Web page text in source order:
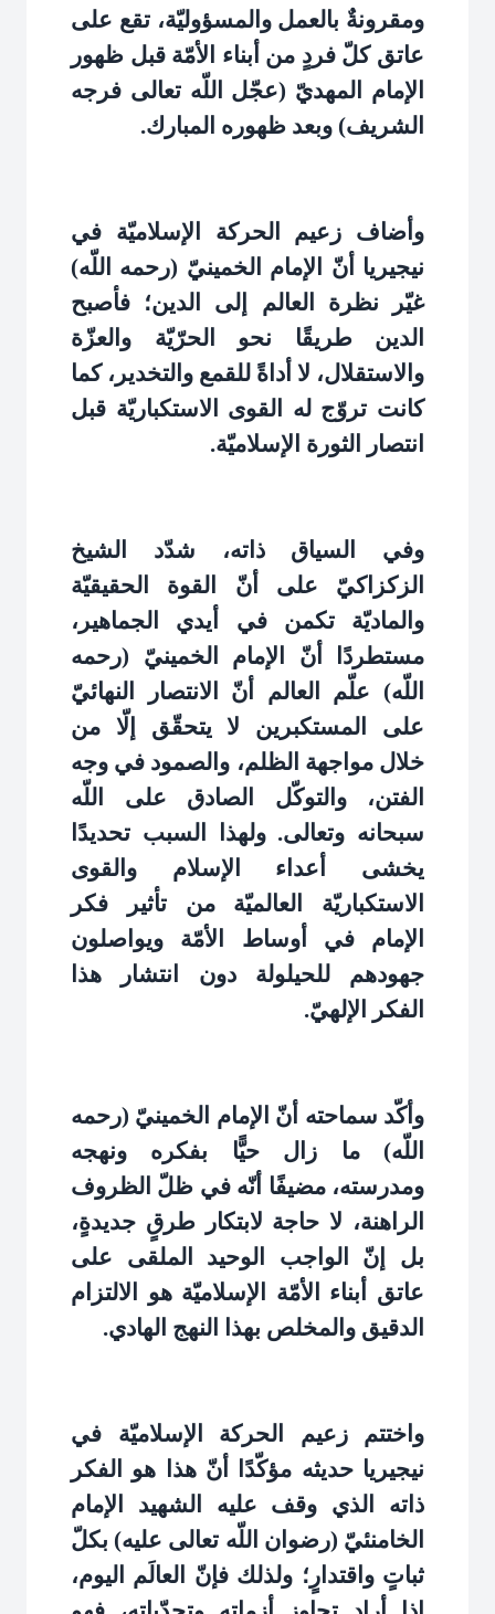
ومقرونةٌ بالعمل والمسؤوليّة، تقع على
عاتق كلّ فردٍ من أبناء الأمّة قبل ظهور
الإمام المهديّ (عجّل اللّه تعالى فرجه
الشريف) وبعد ظهوره المبارك.
وأضاف زعيم الحركة الإسلاميّة في
نيجيريا أنّ الإمام الخمينيّ (رحمه اللّه)
غيّر نظرة العالم إلى الدين؛ فأصبح
الدين طريقًا نحو الحرّيّة والعزّة
والاستقلال، لا أداةً للقمع والتخدير، كما
كانت تروّج له القوى الاستكباريّة قبل
انتصار الثورة الإسلاميّة.
وفي السياق ذاته، شدّد الشيخ
الزكزاكيّ على أنّ القوة الحقيقيّة
والماديّة تكمن في أيدي الجماهير،
مستطردًا أنّ الإمام الخمينيّ (رحمه
اللّه) علّم العالم أنّ الانتصار النهائيّ
على المستكبرين لا يتحقّق إلّا من
خلال مواجهة الظلم، والصمود في وجه
الفتن، والتوكّل الصادق على اللّه
سبحانه وتعالى. ولهذا السبب تحديدًا
يخشى أعداء الإسلام والقوى
الاستكباريّة العالميّة من تأثير فكر
الإمام في أوساط الأمّة ويواصلون
جهودهم للحيلولة دون انتشار هذا
الفكر الإلهيّ.
وأكّد سماحته أنّ الإمام الخمينيّ (رحمه
اللّه) ما زال حيًّا بفكره ونهجه
ومدرسته، مضيفًا أنّه في ظلّ الظروف
الراهنة، لا حاجة لابتكار طرقٍ جديدةٍ،
بل إنّ الواجب الوحيد الملقى على
عاتق أبناء الأمّة الإسلاميّة هو الالتزام
الدقيق والمخلص بهذا النهج الهادي.
واختتم زعيم الحركة الإسلاميّة في
نيجيريا حديثه مؤكّدًا أنّ هذا هو الفكر
ذاته الذي وقف عليه الشهيد الإمام
الخامنئيّ (رضوان اللّه تعالى عليه) بكلّ
ثباتٍ واقتدارٍ؛ ولذلك فإنّ العالَم اليوم،